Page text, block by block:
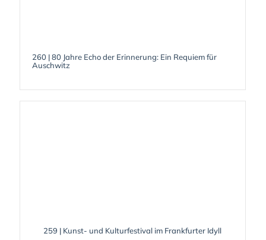
260 | 80 Jahre Echo der Erinnerung: Ein Requiem für
Auschwitz
259 | Kunst- und Kulturfestival im Frankfurter Idyll